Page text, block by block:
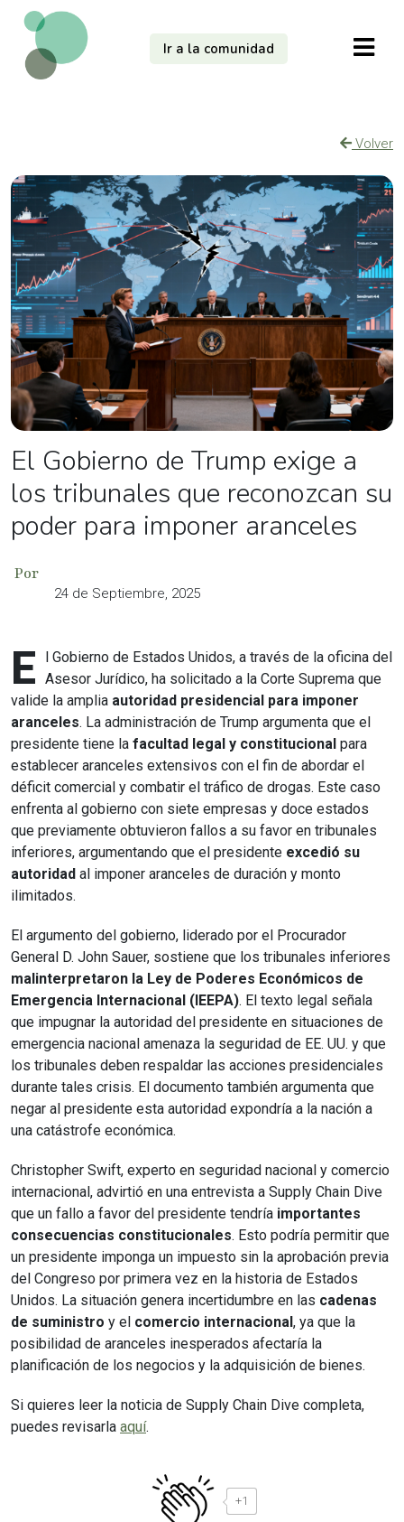
Ir a la comunidad
Volver
El Gobierno de Trump exige a
los tribunales que reconozcan su
poder para imponer aranceles
Por
24 de Septiembre, 2025
E
l Gobierno de Estados Unidos, a través de la oficina del
Asesor Jurídico, ha solicitado a la Corte Suprema que
valide la amplia autoridad presidencial para imponer
aranceles. La administración de Trump argumenta que el
presidente tiene la facultad legal y constitucional para
establecer aranceles extensivos con el fin de abordar el
déficit comercial y combatir el tráfico de drogas. Este caso
enfrenta al gobierno con siete empresas y doce estados
que previamente obtuvieron fallos a su favor en tribunales
inferiores, argumentando que el presidente excedió su
autoridad al imponer aranceles de duración y monto
ilimitados.
El argumento del gobierno, liderado por el Procurador
General D. John Sauer, sostiene que los tribunales inferiores
malinterpretaron la Ley de Poderes Económicos de
Emergencia Internacional (IEEPA). El texto legal señala
que impugnar la autoridad del presidente en situaciones de
emergencia nacional amenaza la seguridad de EE. UU. y que
los tribunales deben respaldar las acciones presidenciales
durante tales crisis. El documento también argumenta que
negar al presidente esta autoridad expondría a la nación a
una catástrofe económica.
Christopher Swift, experto en seguridad nacional y comercio
internacional, advirtió en una entrevista a Supply Chain Dive
que un fallo a favor del presidente tendría importantes
consecuencias constitucionales. Esto podría permitir que
un presidente imponga un impuesto sin la aprobación previa
del Congreso por primera vez en la historia de Estados
Unidos. La situación genera incertidumbre en las cadenas
de suministro y el comercio internacional, ya que la
posibilidad de aranceles inesperados afectaría la
planificación de los negocios y la adquisición de bienes.
Si quieres leer la noticia de Supply Chain Dive completa,
puedes revisarla aquí.
+1